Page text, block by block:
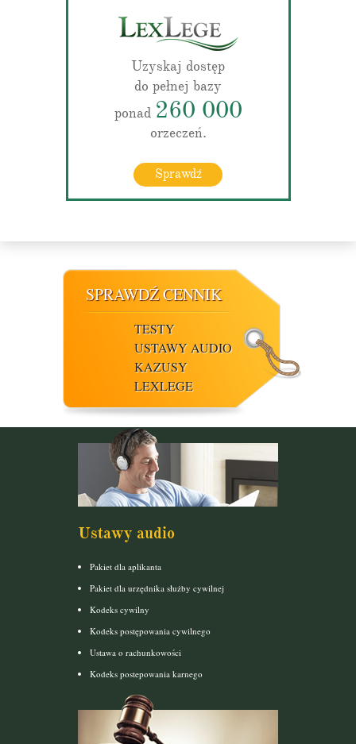
Uzyskaj dostęp
do pełnej bazy
ponad 260 000
orzeczeń.
Sprawdź
SPRAWDŹ CENNIK
TESTY
USTAWY AUDIO
KAZUSY
LEXLEGE
Ustawy audio
Pakiet dla aplikanta
Pakiet dla urzędnika służby cywilnej
Kodeks cywilny
Kodeks postępowania cywilnego
Ustawa o rachunkowości
Kodeks postepowania karnego